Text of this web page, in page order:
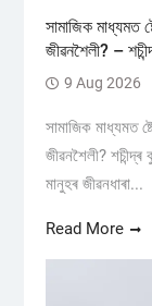
সামাজিক মাধ্যমত
জীৱনশৈলী? –
9 Aug 2026
সামাজিক মাধ্যমত
জীৱনশৈলী? শচীন্দ্ৰ
মানুহৰ জীৱনধাৰা...
Read More